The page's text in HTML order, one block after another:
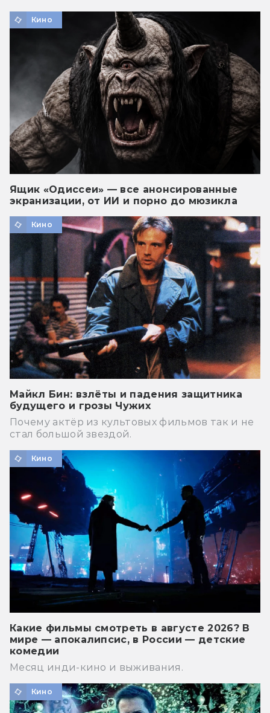
Кино
Ящик «Одиссеи» — все анонсированные
экранизации, от ИИ и порно до мюзикла
Кино
Майкл Бин: взлёты и падения защитника
будущего и грозы Чужих
Почему актёр из культовых фильмов так и не
стал большой звездой.
Кино
Какие фильмы смотреть в августе 2026? В
мире — апокалипсис, в России — детские
комедии
Месяц инди-кино и выживания.
Кино